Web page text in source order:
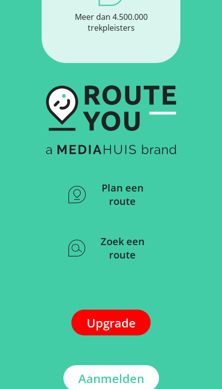
Meer dan 4.500.000
trekpleisters
Plan een
route
Zoek een
route
Upgrade
Aanmelden